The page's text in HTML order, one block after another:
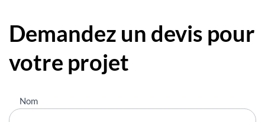
Demandez un devis pour
votre projet
Nous
contacter
Nom